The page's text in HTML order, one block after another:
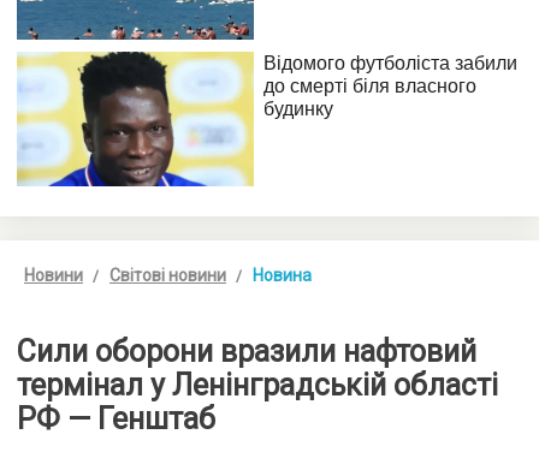
Новини Світові новини Новина
Сили оборони вразили нафтовий
термінал у Ленінградській області
РФ — Генштаб